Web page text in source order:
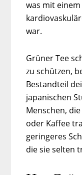
was mit einem
war.
Grüner Tee
zu schützen,
Bestandteil
japanischen
Menschen,
oder Kaffee
geringeres
die sie selten